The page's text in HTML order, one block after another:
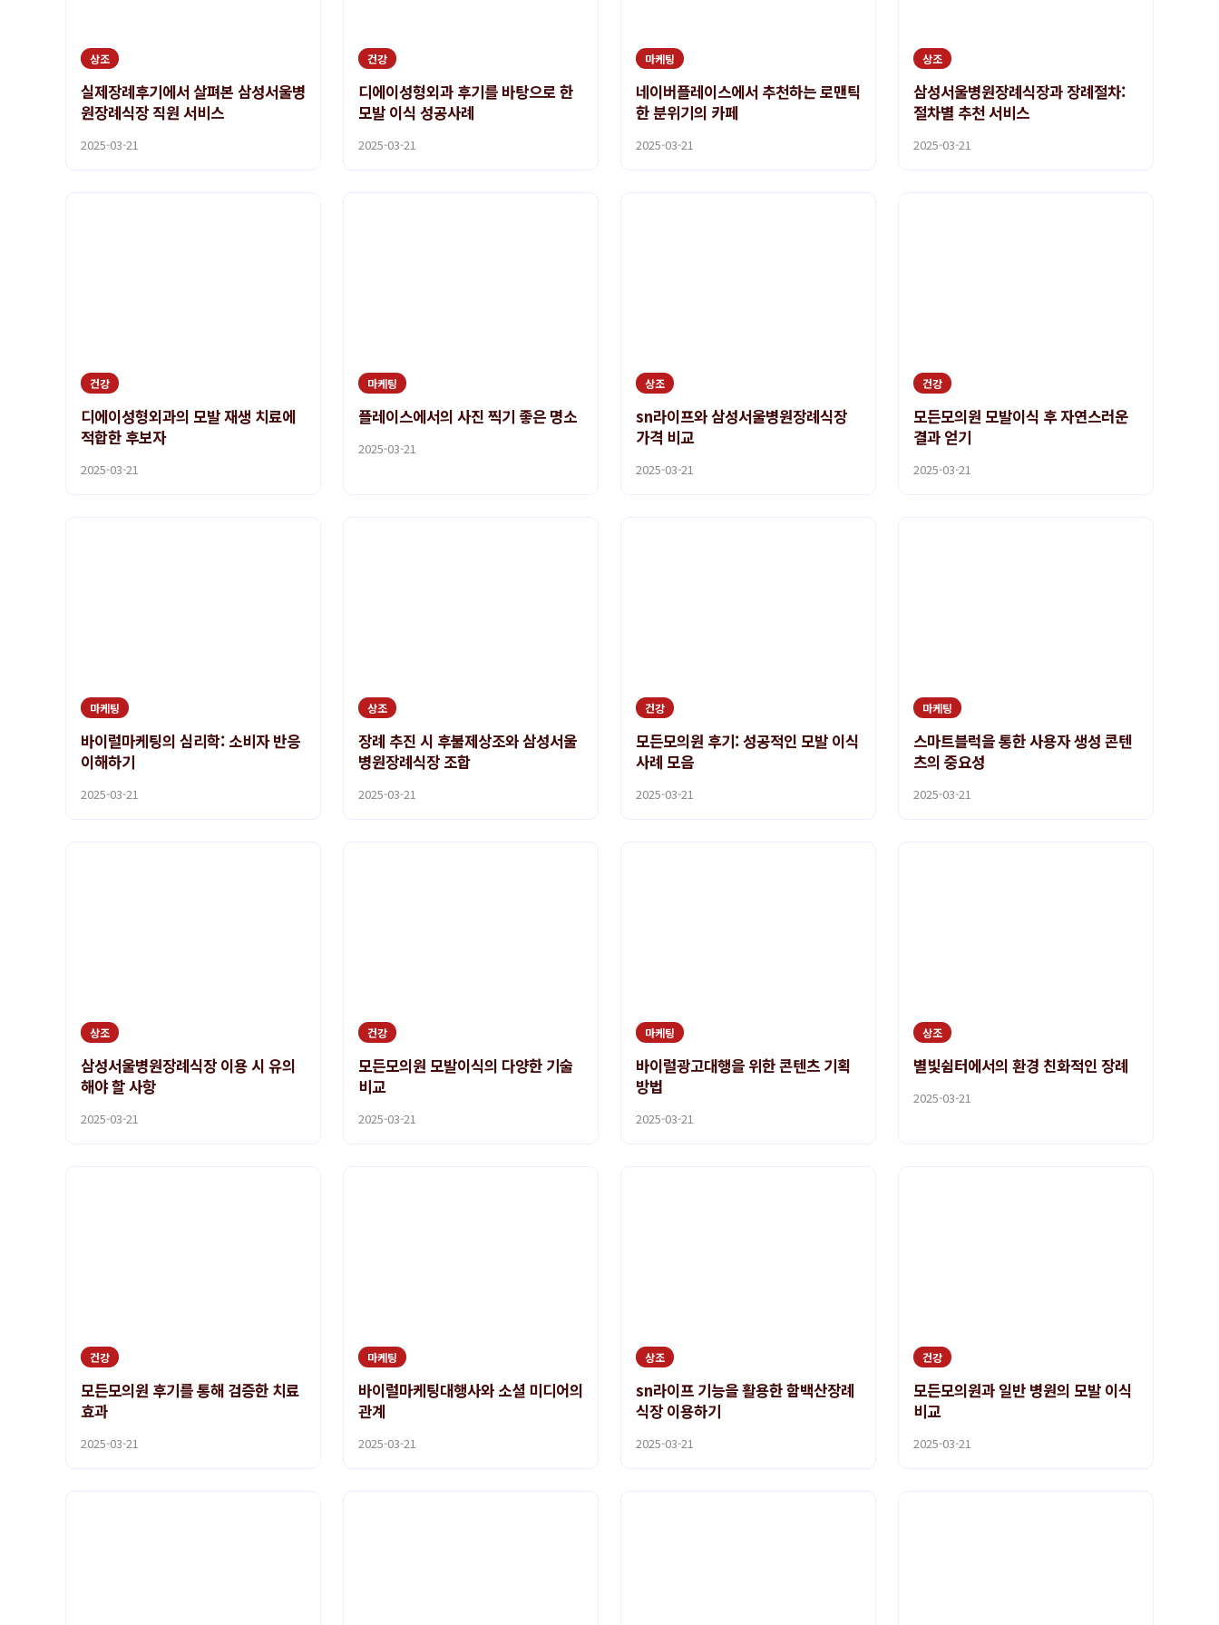
상조
실제장례후기에서 살펴본 삼성서울병
원장례식장 직원 서비스
2025-03-21
건강
디에이성형외과 후기를 바탕으로 한
모발 이식 성공사례
2025-03-21
마케팅
네이버플레이스에서 추천하는 로맨틱
한 분위기의 카페
2025-03-21
상조
삼성서울병원장례식장과 장례절차:
절차별 추천 서비스
2025-03-21
건강
디에이성형외과의 모발 재생 치료에
적합한 후보자
2025-03-21
마케팅
플레이스에서의 사진 찍기 좋은 명소
2025-03-21
상조
sn라이프와 삼성서울병원장례식장
가격 비교
2025-03-21
건강
모든모의원 모발이식 후 자연스러운
결과 얻기
2025-03-21
마케팅
바이럴마케팅의 심리학: 소비자 반응
이해하기
2025-03-21
상조
장례 추진 시 후불제상조와 삼성서울
병원장례식장 조합
2025-03-21
건강
모든모의원 후기: 성공적인 모발 이식
사례 모음
2025-03-21
마케팅
스마트블럭을 통한 사용자 생성 콘텐
츠의 중요성
2025-03-21
상조
삼성서울병원장례식장 이용 시 유의
해야 할 사항
2025-03-21
건강
모든모의원 모발이식의 다양한 기술
비교
2025-03-21
마케팅
바이럴광고대행을 위한 콘텐츠 기획
방법
2025-03-21
상조
별빛쉼터에서의 환경 친화적인 장례
2025-03-21
건강
모든모의원 후기를 통해 검증한 치료
효과
2025-03-21
마케팅
바이럴마케팅대행사와 소셜 미디어의
관계
2025-03-21
상조
sn라이프 기능을 활용한 함백산장례
식장 이용하기
2025-03-21
건강
모든모의원과 일반 병원의 모발 이식
비교
2025-03-21